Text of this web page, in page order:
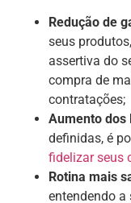
Redução de
seus
assertiva do
compra de
contratações;
Aumento dos
definidas, é
fidelizar seus
Rotina mais
entendendo a